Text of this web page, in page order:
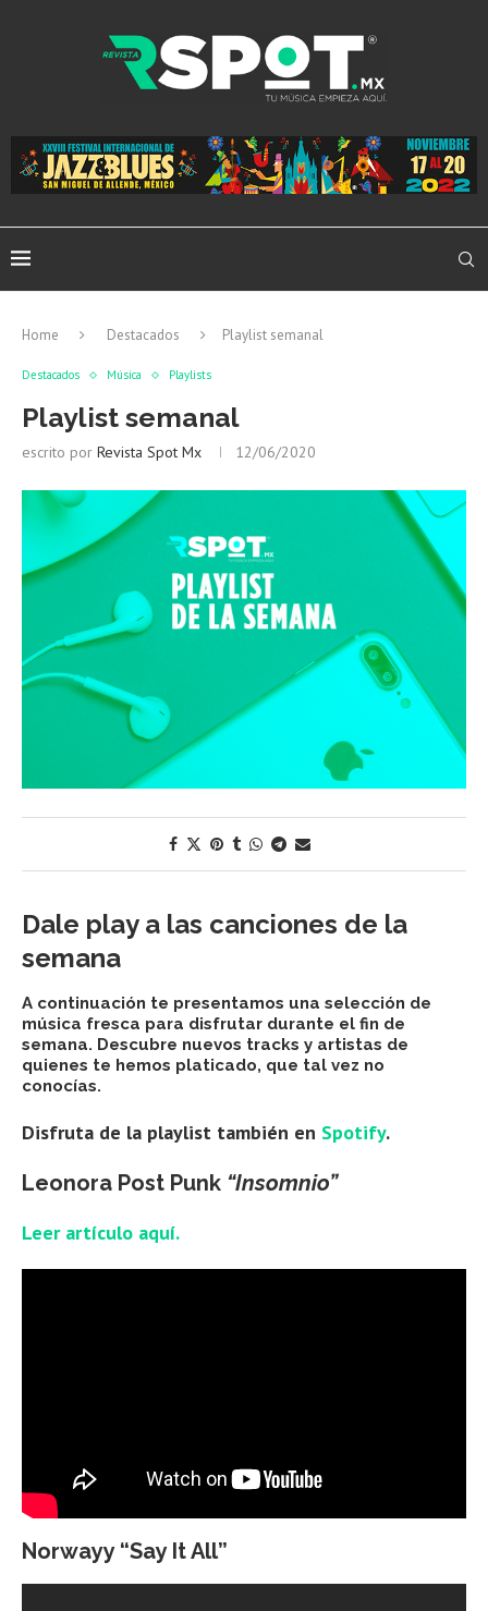
Home Destacados Playlist semanal
Destacados Música Playlists
Playlist semanal
escrito por Revista Spot Mx 12/06/2020
Dale play a las canciones de la
semana
A continuación te presentamos una selección de
música fresca para disfrutar durante el fin de
semana. Descubre nuevos tracks y artistas de
quienes te hemos platicado, que tal vez no
conocías.
Disfruta de la playlist también en Spotify.
Leonora Post Punk “Insomnio”
Leer artículo aquí.
Norwayy “Say It All”